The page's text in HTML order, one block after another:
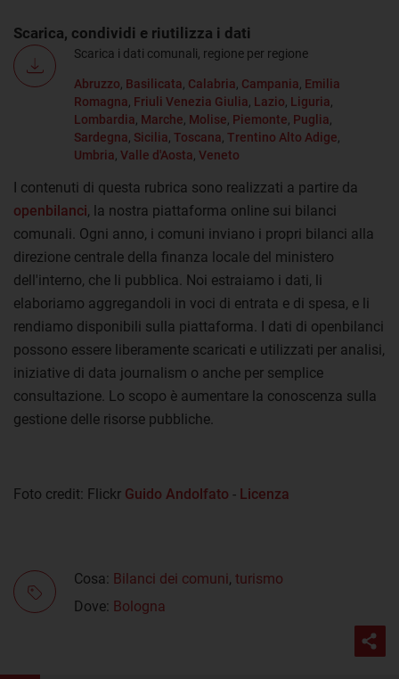
Scarica, condividi e riutilizza i dati
Scarica i dati comunali, regione per regione
Abruzzo Basilicata Calabria Campania Emilia
Romagna Friuli Venezia Giulia Lazio Liguria
Lombardia Marche Molise Piemonte Puglia
Sardegna Sicilia Toscana Trentino Alto Adige
Umbria Valle d'Aosta Veneto
I contenuti di questa rubrica sono realizzati a partire da
openbilanci, la nostra piattaforma online sui bilanci
comunali. Ogni anno, i comuni inviano i propri bilanci alla
direzione centrale della finanza locale del ministero
dell'interno, che li pubblica. Noi estraiamo i dati, li
elaboriamo aggregandoli in voci di entrata e di spesa, e li
rendiamo disponibili sulla piattaforma. I dati di openbilanci
possono essere liberamente scaricati e utilizzati per analisi,
iniziative di data journalism o anche per semplice
consultazione. Lo scopo è aumentare la conoscenza sulla
gestione delle risorse pubbliche.
Foto credit: Flickr Guido Andolfato - Licenza
Cosa: Bilanci dei comuni, turismo
Dove: Bologna